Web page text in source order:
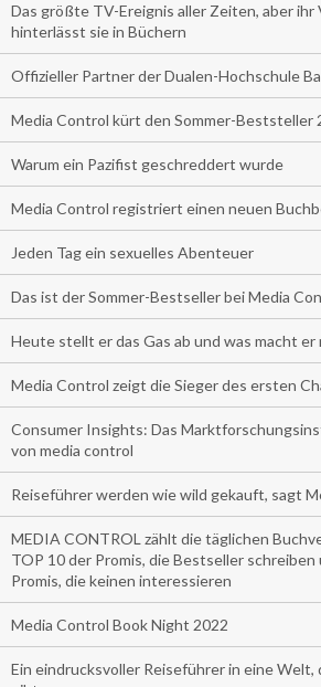
Das größte TV-Ereignis aller Zeiten, aber ihr
hinterlässt sie in Büchern
Offizieller Partner der Dualen-Hochschule
Media Control kürt den Sommer-Beststeller
Warum ein Pazifist geschreddert wurde
Media Control registriert einen neuen
Jeden Tag ein sexuelles Abenteuer
Das ist der Sommer-Bestseller bei Media
Heute stellt er das Gas ab und was macht er
Media Control zeigt die Sieger des ersten
Consumer Insights: Das
von media control
Reiseführer werden wie wild gekauft, sagt
MEDIA CONTROL zählt die täglichen
TOP 10 der Promis, die Bestseller
Promis, die keinen interessieren
Media Control Book Night 2022
Ein eindrucksvoller Reiseführer in eine Welt,